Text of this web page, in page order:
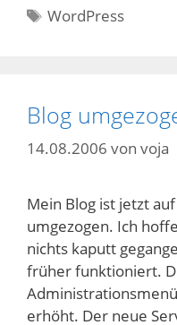
Schlagwörter
WordPress
Blog
14.08.2006 von voja
Mein Blog ist jetzt
umgezogen. Ich
nichts kaputt
früher funktioniert.
erhöht. Der neue